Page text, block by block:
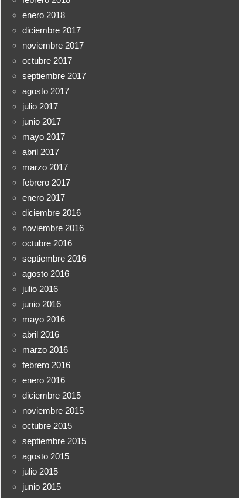
enero 2018
diciembre 2017
noviembre 2017
octubre 2017
septiembre 2017
agosto 2017
julio 2017
junio 2017
mayo 2017
abril 2017
marzo 2017
febrero 2017
enero 2017
diciembre 2016
noviembre 2016
octubre 2016
septiembre 2016
agosto 2016
julio 2016
junio 2016
mayo 2016
abril 2016
marzo 2016
febrero 2016
enero 2016
diciembre 2015
noviembre 2015
octubre 2015
septiembre 2015
agosto 2015
julio 2015
junio 2015